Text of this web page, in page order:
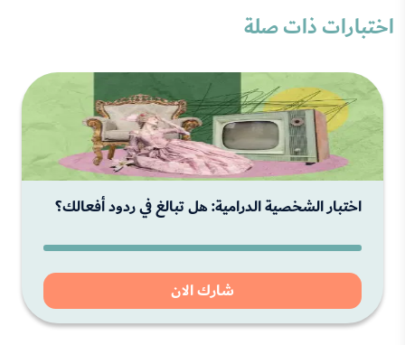
اختبارات ذات صلة
اختبار الشخصية الدرامية: هل تبالغ في ردود أفعالك؟
شارك الان